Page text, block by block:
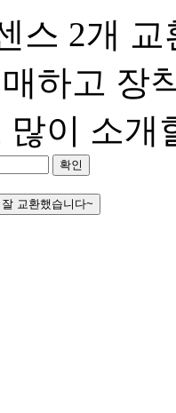
스 2개
하고 장
많이 소개
확인
교환했습니다~